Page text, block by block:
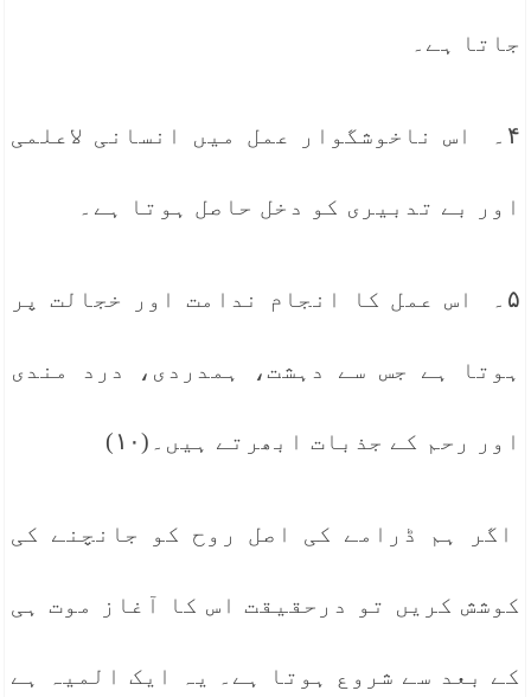
جاتا ہے۔
۴۔ اس ناخوشگوار عمل میں انسانی لاعلمی
اور بے تدبیری کو دخل حاصل ہوتا ہے۔
۵۔ اس عمل کا انجام ندامت اور خجالت پر
ہوتا ہے جس سے دہشت، ہمدردی، درد مندی
اور رحم کے جذبات ابھرتے ہیں۔(۱۰)
اگر ہم ڈرامے کی اصل روح کو جانچنے کی
کوشش کریں تو درحقیقت اس کا آغاز موت ہی
کے بعد سے شروع ہوتا ہے۔ یہ ایک المیہ ہے